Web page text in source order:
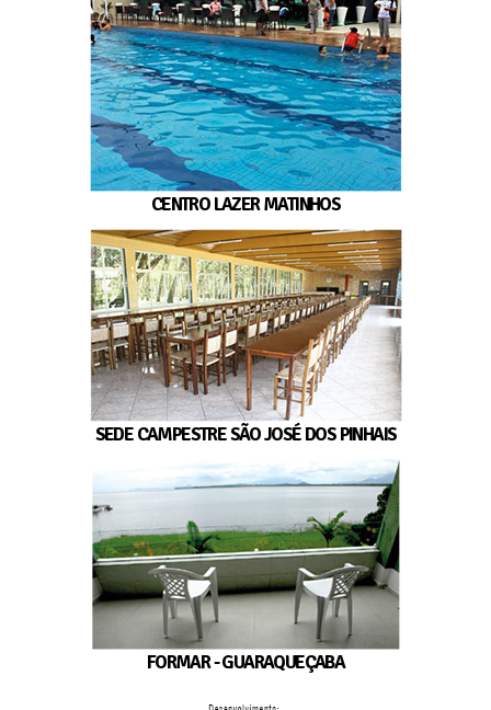
CENTRO LAZER MATINHOS
SEDE CAMPESTRE SÃO JOSÉ DOS PINHAIS
FORMAR - GUARAQUEÇABA